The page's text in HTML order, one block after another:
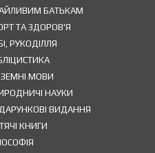
БАТЬКАМ
ТА ЗДОРОВ'Я
РУКОДІЛЛЯ
МОВИ
НАУКИ
ВИДАННЯ
КНИГИ